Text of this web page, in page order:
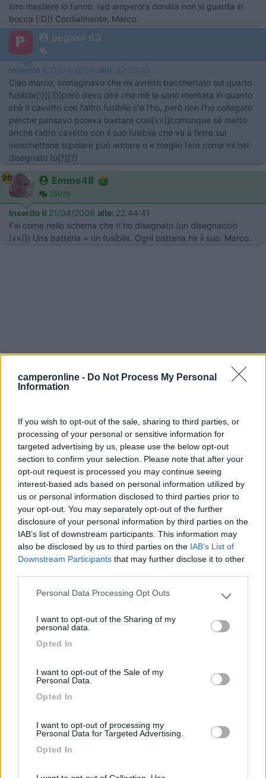
camperonline - Do Not Process My Personal
Information
If you wish to opt-out of the sale, sharing to third parties, or
processing of your personal or sensitive information for
targeted advertising by us, please use the below opt-out
section to confirm your selection. Please note that after your
opt-out request is processed you may continue seeing
interest-based ads based on personal information utilized by
us or personal information disclosed to third parties prior to
your opt-out. You may separately opt-out of the further
disclosure of your personal information by third parties on the
IAB’s list of downstream participants. This information may
also be disclosed by us to third parties on the IAB’s List of
Downstream Participants that may further disclose it to other
Please note that this website/app uses one or more Google
not limited to your visit or usage behaviour. You may click to
use your data for below specified purposes in below Google
Personal Data Processing Opt Outs
I want to opt-out of the Sharing of my
personal data.
Opted In
I want to opt-out of the Sale of my
Personal Data.
Opted In
I want to opt-out of processing my
Personal Data for Targeted Advertising.
Opted In
loro mestiere lo fanno. (ad amperora donata non si guarda in
bocca [:D]) Cordialmente, Marco.
pegaso 63
Inserito il 21/04/2008 alle: 22:23:23
Ciao marco, immaginavo che mi avresti bacchettato sul quarto
fusibile[:)][:D]però devo dire che mè la sono meritata in quanto
chè il cavetto con l'altro fusibile c'e l'ho, però non l'ho collegato
perche pensavo poteva bastare così[xx(]comunque sè metto
anche l'altro cavetto con il suo fusibile che va a finire sul
moschettone bipolare può andare o e meglio fare come mi hai
disegnato tù[?][?]
20 Emme48
25029
Inserito il 21/04/2008 alle: 22:44:41
Fai come nello schema che ti ho disegnato (un disegnaccio
[xx(]) Una batteria = un fusibile. Ogni batteria ha il suo. Marco.
-
Inserito il21/04/2008 alle:22:54:29
Grazie marco farò come tù mi dici, un ultima curiosità quando
andrò a collegare le batterie alla BS poichè questa eroga una
tensione di 13 volts ed oltre, non può dare problemi alle batterie
che invece sono da 12 volt[?][?]secondo tè poi si livellera tutto
una volta che sono in parallelo[?][?]
pegaso 63
-
Inserito il23/04/2008 alle:21:50:42
tù UIU o qualcosa del genere, oppure no[:)] e poi come puoi
parte perandare alle prese credo, ma l'altra presa che e libera a
cosa serve[?][?]
25029
Non è per niente difficile capire a cosa serve quella spina che
più (probablmente il frigo). Del caricabatterie non si vede nulla,
ma a guardarlo così NON sembrerebbe di quelli seri - però
ovviamente potrei sbagliarmi... Marco.